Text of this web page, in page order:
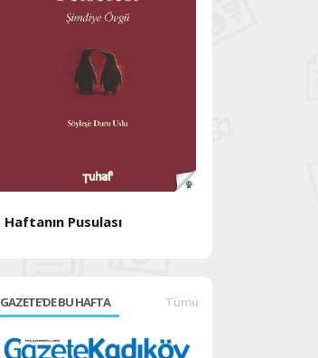
Haftanın Pusulası
GAZETE'DE BU HAFTA Tümü